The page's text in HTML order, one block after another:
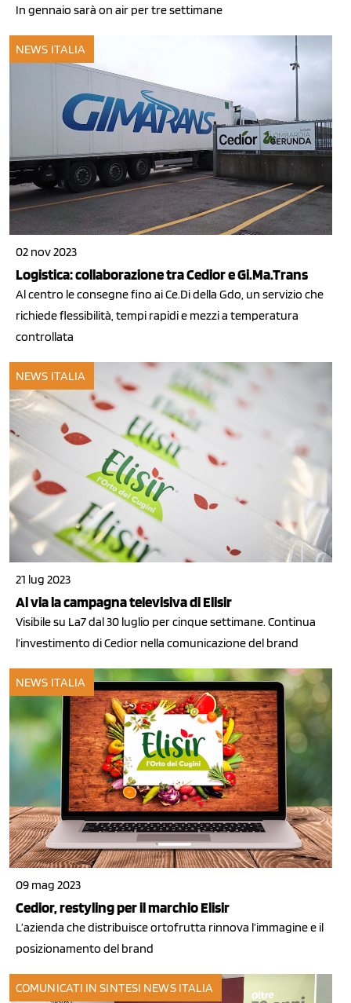
In gennaio sarà on air per tre settimane
NEWS ITALIA
02 nov 2023
Logistica: collaborazione tra Cedior e Gi.Ma.Trans
Al centro le consegne fino ai Ce.Di della Gdo, un servizio che
richiede flessibilità, tempi rapidi e mezzi a temperatura
controllata
NEWS ITALIA
21 lug 2023
Al via la campagna televisiva di Elisir
Visibile su La7 dal 30 luglio per cinque settimane. Continua
l’investimento di Cedior nella comunicazione del brand
NEWS ITALIA
09 mag 2023
Cedior, restyling per il marchio Elisir
L’azienda che distribuisce ortofrutta rinnova l’immagine e il
posizionamento del brand
COMUNICATI IN SINTESI NEWS ITALIA